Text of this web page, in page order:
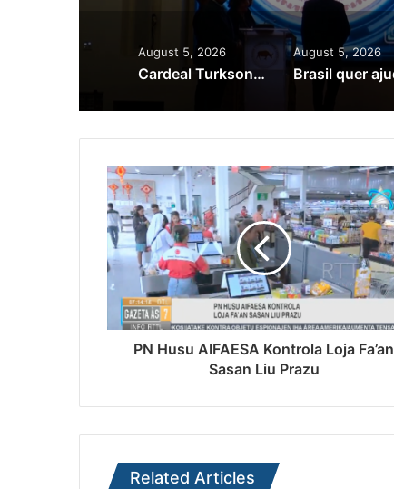
August 5, 2026
Cardeal Turkson homenageia heróis timorenses e defende papel da igreja no desenvolvimento do país
August 5, 2026
PN Husu AIFAESA Kontrola Loja Fa’an
Sasan Liu Prazu
Related Articles